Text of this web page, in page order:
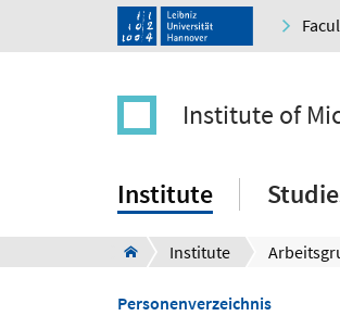
Institute of
Institute
Institute
Personenverzeichnis